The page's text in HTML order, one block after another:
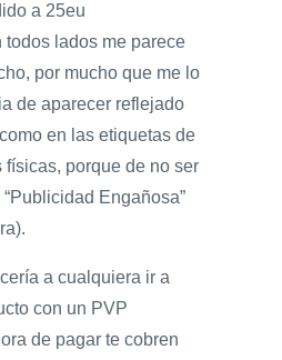
a 25eu
todos lados me parece
por mucho que me lo
de aparecer reflejado
en las etiquetas de
físicas, porque de no ser
Engañosa”
a cualquiera ir a
con un PVP
de pagar te cobren